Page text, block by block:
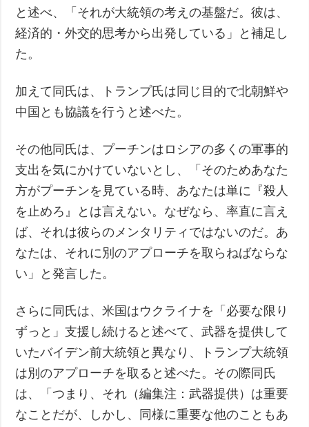
と述べ、「それが大統領の考えの基盤だ。彼は、
経済的・外交的思考から出発している」と補足し
た。
加えて同氏は、トランプ氏は同じ目的で北朝鮮や
中国とも協議を行うと述べた。
その他同氏は、プーチンはロシアの多くの軍事的
支出を気にかけていないとし、「そのためあなた
方がプーチンを見ている時、あなたは単に『殺人
を止めろ』とは言えない。なぜなら、率直に言え
ば、それは彼らのメンタリティではないのだ。あ
なたは、それに別のアプローチを取らねばならな
い」と発言した。
さらに同氏は、米国はウクライナを「必要な限り
ずっと」支援し続けると述べて、武器を提供して
いたバイデン前大統領と異なり、トランプ大統領
は別のアプローチを取ると述べた。その際同氏
は、「つまり、それ（編集注：武器提供）は重要
なことだが、しかし、同様に重要な他のこともあ